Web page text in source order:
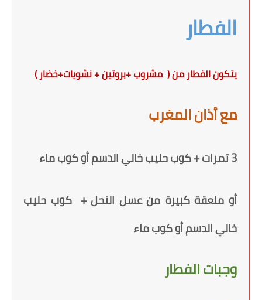
الفطار
يتكون الفطار من ( مشروب +بروتين + نشويات+خضار )
مع أذان المغرب
3 تمرات + كوب حليب خالي الدسم أو كوب ماء
أو ملعقة كبيرة من عسل النحل +كوب حليب
خالي الدسمأو كوب ماء
وجبات الفطار